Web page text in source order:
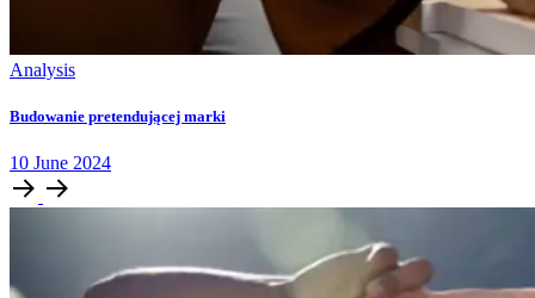
Analysis
Budowanie pretendującej marki
10 June 2024